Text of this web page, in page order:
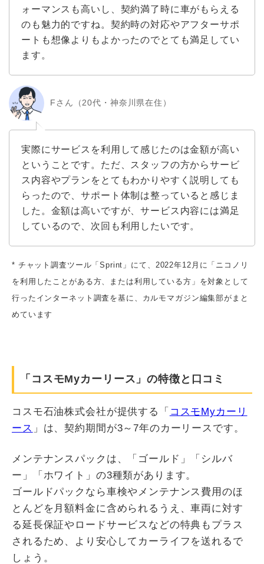
ォーマンスも高いし、契約満了時に車がもらえる
のも魅力的ですね。契約時の対応やアフターサポ
ートも想像よりもよかったのでとても満足してい
ます。
Fさん（20代・神奈川県在住）
実際にサービスを利用して感じたのは金額が高い
ということです。ただ、スタッフの方からサービ
ス内容やプランをとてもわかりやすく説明しても
らったので、サポート体制は整っていると感じま
した。金額は高いですが、サービス内容には満足
しているので、次回も利用したいです。
* チャット調査ツール「Sprint」にて、2022年12月に「ニコノリ
を利用したことがある方、または利用している方」を対象として
行ったインターネット調査を基に、カルモマガジン編集部がまと
めています
「コスモMyカーリース」の特徴と口コミ
コスモ石油株式会社が提供する「 コスモMyカーリ
ース 」は、契約期間が3～7年のカーリースです。
メンテナンスパックは、「ゴールド」「シルバ
ー」「ホワイト」の3種類があります。
ゴールドパックなら車検やメンテナンス費用のほ
とんどを月額料金に含められるうえ、車両に対す
る延長保証やロードサービスなどの特典もプラス
されるため、より安心してカーライフを送れるで
しょう。